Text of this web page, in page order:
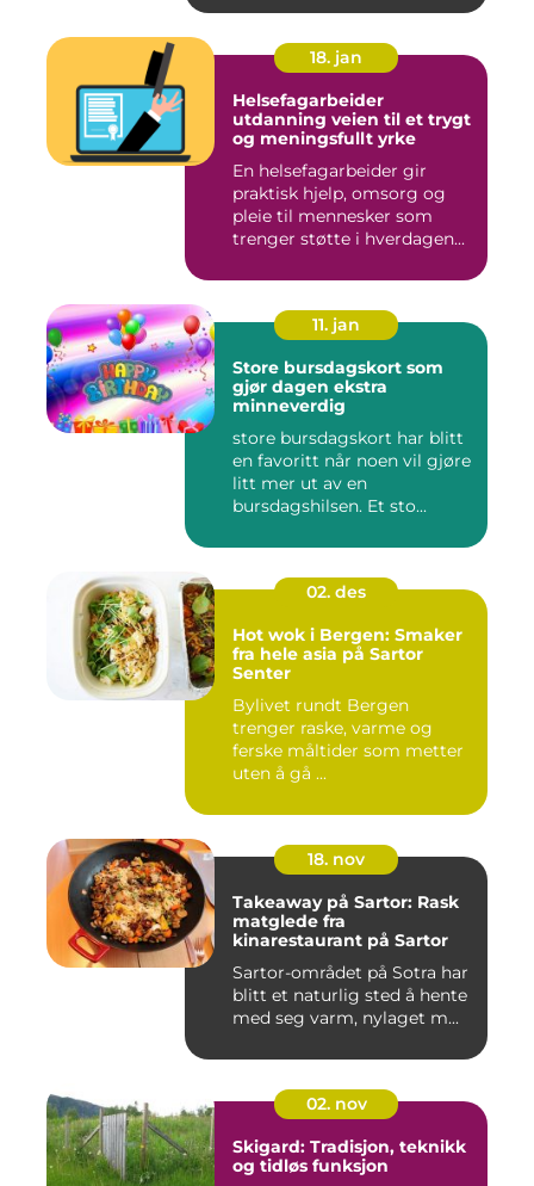
18. jan
Helsefagarbeider
utdanning veien til et trygt
og meningsfullt yrke
En helsefagarbeider gir
praktisk hjelp, omsorg og
pleie til mennesker som
trenger støtte i hverdagen...
11. jan
Store bursdagskort som
gjør dagen ekstra
minneverdig
store bursdagskort har blitt
en favoritt når noen vil gjøre
litt mer ut av en
bursdagshilsen. Et sto...
02. des
Hot wok i Bergen: Smaker
fra hele asia på Sartor
Senter
Bylivet rundt Bergen
trenger raske, varme og
ferske måltider som metter
uten å gå ...
18. nov
Takeaway på Sartor: Rask
matglede fra
kinarestaurant på Sartor
Sartor-området på Sotra har
blitt et naturlig sted å hente
med seg varm, nylaget m...
02. nov
Skigard: Tradisjon, teknikk
og tidløs funksjon